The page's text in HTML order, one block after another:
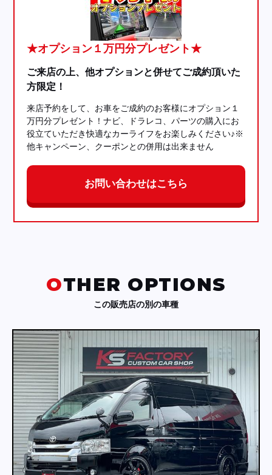
★オプション１万円分プレゼント★
ご来店の上、他オプションと併せてご成約頂いた
方限定！
来店予約をして、お車をご成約のお客様にオプション１
万円分プレゼント！ナビ、ドラレコ、パーツの購入にお
役立ていただき快適なカーライフをお楽しみください♪※
他キャンペーン、クーポンとの併用は出来ません
お問い合わせはこちら
OTHER OPTIONS
この販売店の別の車種